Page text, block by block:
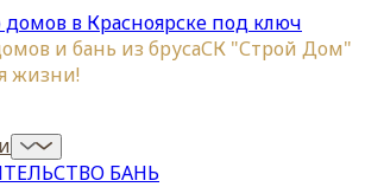
и бань из брусаСК "Строй Дом"
жизни!
БАНЬ